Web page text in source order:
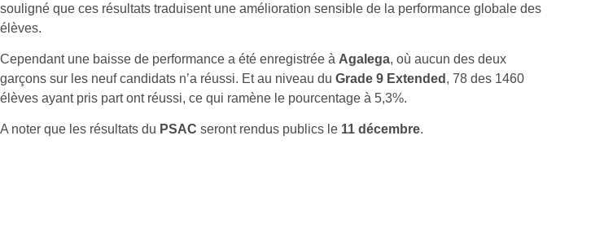
souligné que ces résultats traduisent une amélioration sensible de la performance globale des
élèves.
Cependant une baisse de performance a été enregistrée à Agalega, où aucun des deux
garçons sur les neuf candidats n’a réussi. Et au niveau du Grade 9 Extended , 78 des 1460
élèves ayant pris part ont réussi, ce qui ramène le pourcentage à 5,3%.
A noter que les résultats du PSAC seront rendus publics le 11 décembre.